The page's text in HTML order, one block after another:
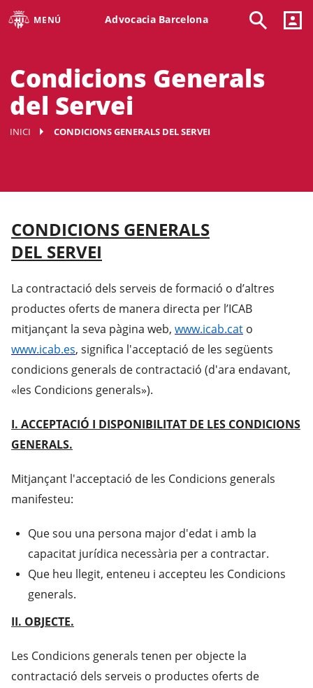
MENÚ Advocacia Barcelona
Condicions Generals
del Servei
INICI CONDICIONS GENERALS DEL SERVEI
CONDICIONS GENERALS
DEL SERVEI
La contractació dels serveis de formació o d’altres
productes oferts de manera directa per l’ICAB
mitjançant la seva pàgina web, www.icab.cat o
www.icab.es, significa l'acceptació de les següents
condicions generals de contractació (d'ara endavant,
«les Condicions generals»).
I. ACCEPTACIÓ I DISPONIBILITAT DE LES CONDICIONS
GENERALS.
Mitjançant l'acceptació de les Condicions generals
manifesteu:
Que sou una persona major d'edat i amb la
capacitat jurídica necessària per a contractar.
Que heu llegit, enteneu i accepteu les Condicions
generals.
II. OBJECTE.
Les Condicions generals tenen per objecte la
contractació dels serveis o productes oferts de